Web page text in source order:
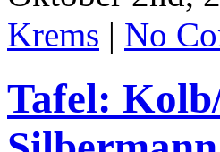
Krems | No
Tafel: